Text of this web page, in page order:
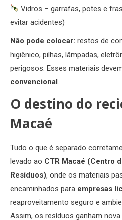
Vidros – garrafas, potes e
evitar acidentes)
Não pode colocar: restos de
higiênico, pilhas, lâmpadas,
perigosos. Esses materiais
convencional.
O destino do
Macaé
Tudo o que é separado
levado ao CTR Macaé (Centro
Resíduos), onde os materiais
encaminhados para empresas
reaproveitamento seguro e
Assim, os resíduos ganham